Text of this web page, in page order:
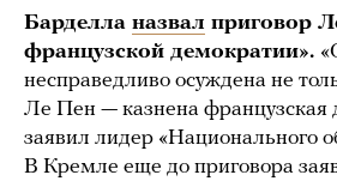
Барделла назвал приговор
французской демократии».
несправедливо осуждена не
Ле Пен — казнена французская
заявил лидер «Национального
В Кремле еще до приговора